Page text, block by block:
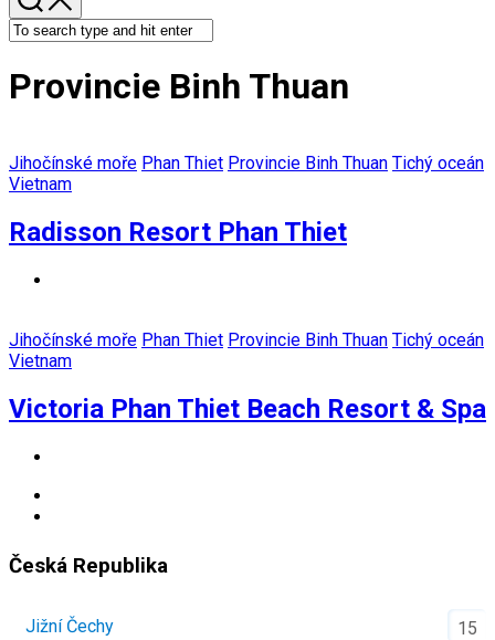
Provincie Binh Thuan
Jihočínské moře Phan Thiet Provincie Binh Thuan Tichý oceán
Vietnam
Radisson Resort Phan Thiet
Jihočínské moře Phan Thiet Provincie Binh Thuan Tichý oceán
Vietnam
Victoria Phan Thiet Beach Resort & Spa
Česká Republika
Jižní Čechy
15